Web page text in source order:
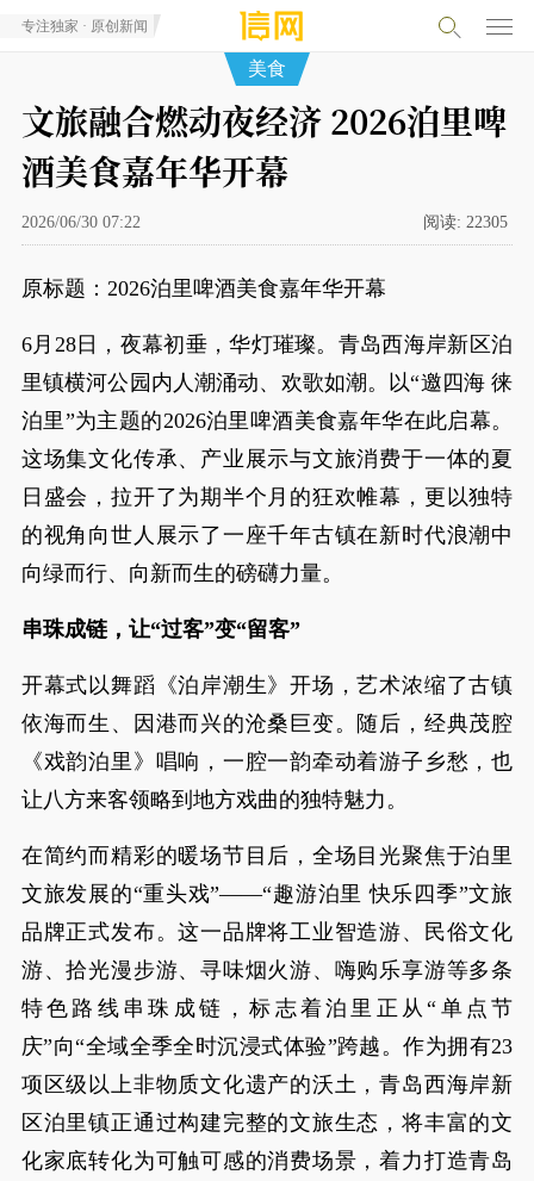
专注独家 · 原创新闻
美食
文旅融合燃动夜经济 2026泊里啤
酒美食嘉年华开幕
2026/06/30 07:22 阅读: 22305
原标题：2026泊里啤酒美食嘉年华开幕
6月28日，夜幕初垂，华灯璀璨。青岛西海岸新区泊
里镇横河公园内人潮涌动、欢歌如潮。以“邀四海 徕
泊里”为主题的2026泊里啤酒美食嘉年华在此启幕。
这场集文化传承、产业展示与文旅消费于一体的夏
日盛会，拉开了为期半个月的狂欢帷幕，更以独特
的视角向世人展示了一座千年古镇在新时代浪潮中
向绿而行、向新而生的磅礴力量。
串珠成链，让“过客”变“留客”
开幕式以舞蹈《泊岸潮生》开场，艺术浓缩了古镇
依海而生、因港而兴的沧桑巨变。随后，经典茂腔
《戏韵泊里》唱响，一腔一韵牵动着游子乡愁，也
让八方来客领略到地方戏曲的独特魅力。
在简约而精彩的暖场节目后，全场目光聚焦于泊里
文旅发展的“重头戏”——“趣游泊里 快乐四季”文旅
品牌正式发布。这一品牌将工业智造游、民俗文化
游、拾光漫步游、寻味烟火游、嗨购乐享游等多条
特色路线串珠成链，标志着泊里正从“单点节
庆”向“全域全季全时沉浸式体验”跨越。作为拥有23
项区级以上非物质文化遗产的沃土，青岛西海岸新
区泊里镇正通过构建完整的文旅生态，将丰富的文
化家底转化为可触可感的消费场景，着力打造青岛